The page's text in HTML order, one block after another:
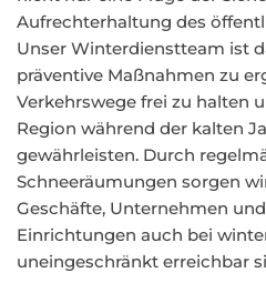
Aufrechterhaltung des
Unser Winterdienstteam ist
präventive Maßnahmen zu
Verkehrswege frei zu halten
Region während der kalten
gewährleisten. Durch
Schneeräumungen sorgen
Geschäfte, Unternehmen
Einrichtungen auch bei
uneingeschränkt erreichbar